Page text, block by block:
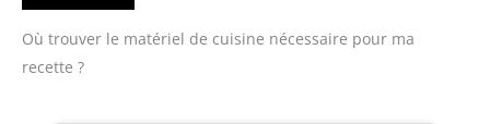
Où trouver le matériel de cuisine nécessaire pour ma
recette ?